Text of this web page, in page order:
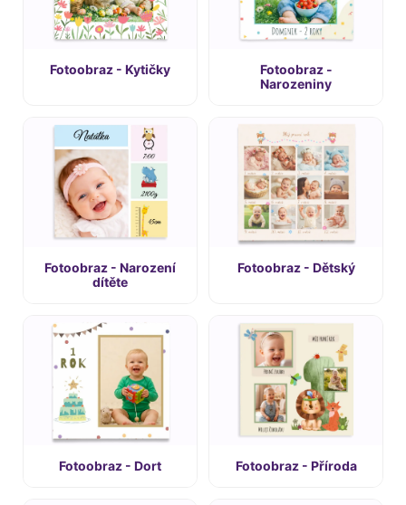
Fotoobraz - Kytičky
Fotoobraz -
Narozeniny
Fotoobraz - Narození
dítěte
Fotoobraz - Dětský
Fotoobraz - Dort Fotoobraz - Příroda